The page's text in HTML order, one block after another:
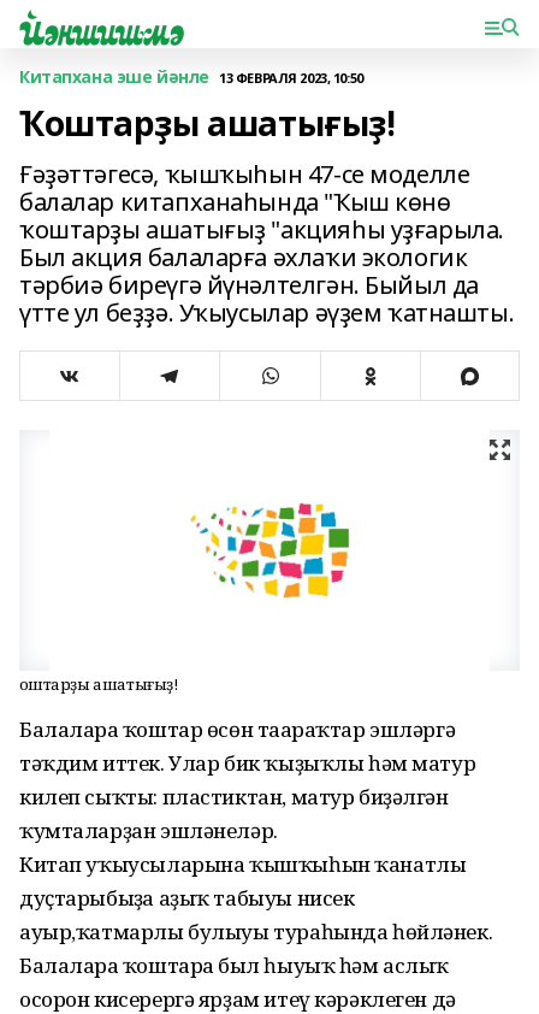
Китапхана эше йәнле 13 ФЕВРАЛЯ 2023, 10:50
Ҡоштарҙы ашатығыҙ!
Ғәҙәттәгесә, ҡышҡыһын 47-се моделле
балалар китапханаһында "Ҡыш көнө
ҡоштарҙы ашатығыҙ "акцияһы уҙғарыла.
Был акция балаларға әхлаҡи экологик
тәрбиә биреүгә йүнәлтелгән. Быйыл да
үтте ул беҙҙә. Уҡыусылар әүҙем ҡатнашты.
Ҡоштарҙы ашатығыҙ!
Балаларға ҡоштар өсөн тағараҡтар эшләргә
тәҡдим иттек. Улар бик ҡыҙыҡлы һәм матур
килеп сыҡты: пластиктан, матур биҙәлгән
ҡумталарҙан эшләнеләр.
Китап уҡыусыларына ҡышҡыһын ҡанатлы
дуҫтарыбыҙға аҙыҡ табыуы нисек
ауыр,ҡатмарлы булыуы тураһында һөйләнек.
Балаларға ҡоштарға был һыуыҡ һәм аслыҡ
осорон кисерергә ярҙам итеү кәрәклеген дә